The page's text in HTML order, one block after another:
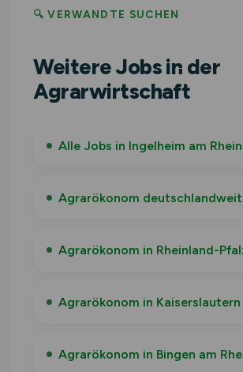
🔍 VERWANDTE SUCHEN
Weitere Jobs in der
Agrarwirtschaft
Alle Jobs in Ingelheim am Rhein
Agrarökonom deutschlandweit
Agrarökonom in Rheinland-
Agrarökonom in Kaiserslautern
Agrarökonom in Bingen am